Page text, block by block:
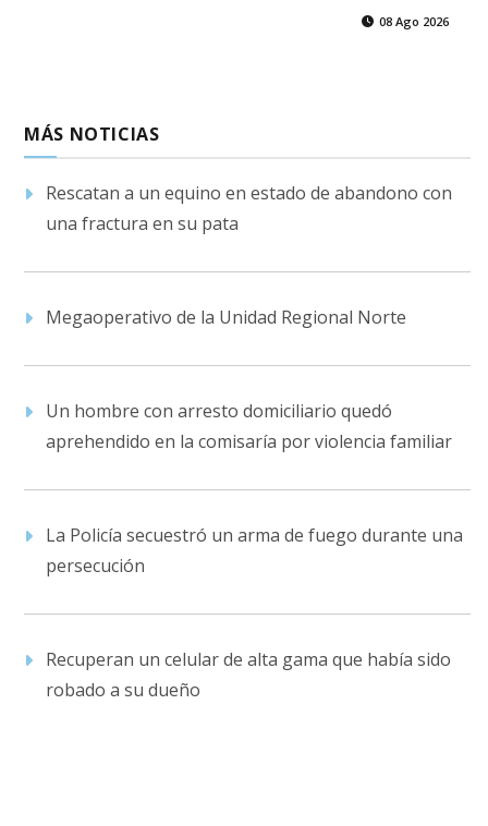
08 Ago 2026
MÁS NOTICIAS
Rescatan a un equino en estado de abandono con
una fractura en su pata
Megaoperativo de la Unidad Regional Norte
Un hombre con arresto domiciliario quedó
aprehendido en la comisaría por violencia familiar
La Policía secuestró un arma de fuego durante una
persecución
Recuperan un celular de alta gama que había sido
robado a su dueño